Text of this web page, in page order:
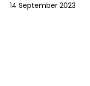
14 September 2023